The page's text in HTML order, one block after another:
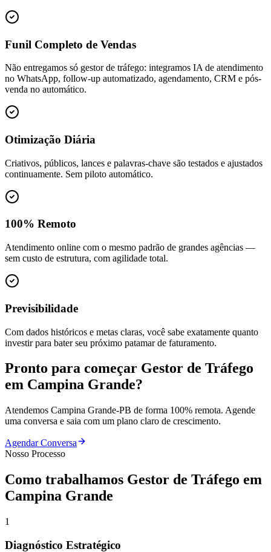
Funil Completo de Vendas
Não entregamos só gestor de tráfego: integramos IA de atendimento
no WhatsApp, follow-up automatizado, agendamento, CRM e pós-
venda no automático.
Otimização Diária
Criativos, públicos, lances e palavras-chave são testados e ajustados
continuamente. Sem piloto automático.
100% Remoto
Atendimento online com o mesmo padrão de grandes agências —
sem custo de estrutura, com agilidade total.
Previsibilidade
Com dados históricos e metas claras, você sabe exatamente quanto
investir para bater seu próximo patamar de faturamento.
Pronto para começar Gestor de Tráfego
em Campina Grande?
Atendemos Campina Grande-PB de forma 100% remota. Agende
uma conversa e saia com um plano claro de crescimento.
Agendar Conversa
Nosso Processo
Como trabalhamos Gestor de Tráfego em
Campina Grande
1
Diagnóstico Estratégico